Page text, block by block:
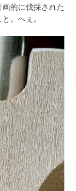
的に伐採された
。へぇ。